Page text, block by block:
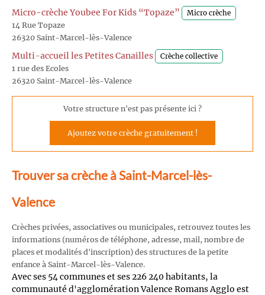
Micro-crèche Youbee For Kids “Topaze” Micro crèche
14 Rue Topaze
26320 Saint-Marcel-lès-Valence
Multi-accueil les Petites Canailles Crèche collective
1 rue des Ecoles
26320 Saint-Marcel-lès-Valence
Votre structure n'est pas présente ici ?
Ajoutez votre crèche gratuitement !
Trouver sa crèche à Saint-Marcel-lès-
Valence
Crèches privées, associatives ou municipales, retrouvez toutes les
informations (numéros de téléphone, adresse, mail, nombre de
places et modalités d'inscription) des structures de la petite
enfance à Saint-Marcel-lès-Valence.
Avec ses 54 communes et ses 226 240 habitants, la
communauté d'agglomération Valence Romans Agglo est